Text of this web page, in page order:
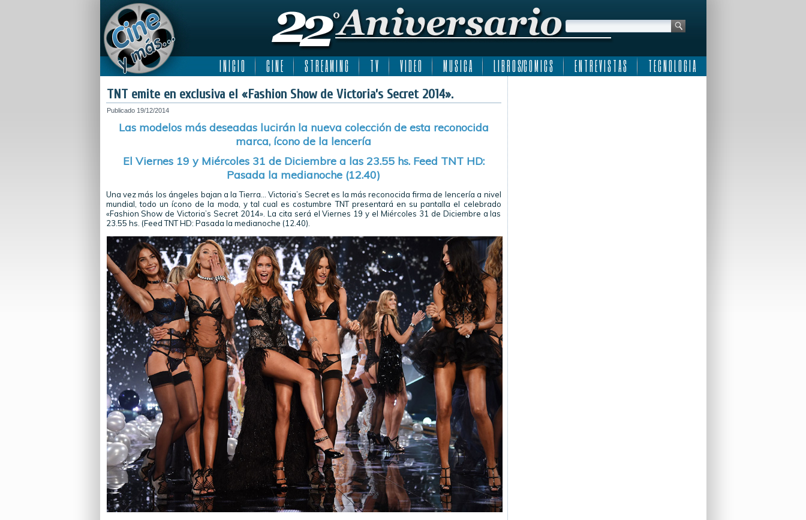
I N I C I O C I N E S T R E A M I N G T V V I D E O M U S I C A L I B R O S/C O M I C S E N T R E V I S T A S T E C N O L O G I A
TNT emite en exclusiva el «Fashion Show de Victoria’s Secret 2014».
Publicado 19/12/2014
Las modelos más deseadas lucirán la nueva colección de esta reconocida
marca, ícono de la lencería
El Viernes 19 y Miércoles 31 de Diciembre a las 23.55 hs. Feed TNT HD:
Pasada la medianoche (12.40)
Una vez más los ángeles bajan a la Tierra… Victoria’s Secret es la más reconocida firma de lencería a nivel
mundial, todo un ícono de la moda, y tal cual es costumbre TNT presentará en su pantalla el celebrado
«Fashion Show de Victoria’s Secret 2014». La cita será el Viernes 19 y el Miércoles 31 de Diciembre a las
23.55 hs. (Feed TNT HD: Pasada la medianoche (12.40).